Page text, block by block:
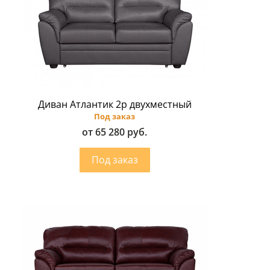
Диван Атлантик 2p двухместный
Под заказ
от 65 280 руб.